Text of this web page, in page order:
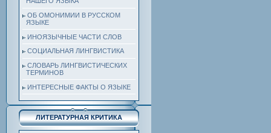
ОБ ОМОНИМИИ В РУССКОМ
ЯЗЫКЕ
ИНОЯЗЫЧНЫЕ ЧАСТИ СЛОВ
СОЦИАЛЬНАЯ ЛИНГВИСТИКА
СЛОВАРЬ ЛИНГВИСТИЧЕСКИХ
ТЕРМИНОВ
ИНТЕРЕСНЫЕ ФАКТЫ О ЯЗЫКЕ
ЛИТЕРАТУРНАЯ КРИТИКА